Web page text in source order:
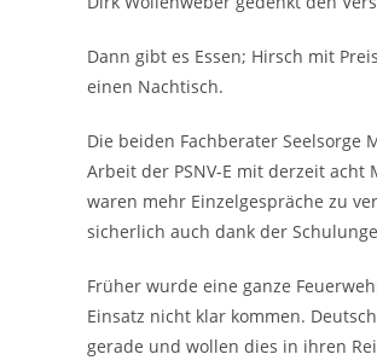
Dann gibt es Essen; Hirsch mit
einen Nachtisch.
Die beiden Fachberater Seelsorge
Arbeit der PSNV-E mit derzeit
waren mehr Einzelgespräche zu
sicherlich auch dank der
Früher wurde eine ganze
Einsatz nicht klar kommen.
gerade und wollen dies in ihren